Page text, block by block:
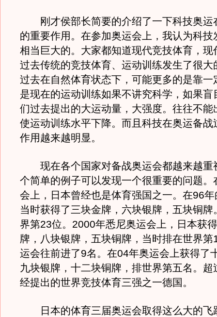
刚才侯部长简要的介绍了一下科技奥运
的重要作用。在参加奥运会上，我认为科技
相当巨大的。大家都知道现代竞技体育，现
过去传统的竞技体育、运动训练发生了很大
过去在自然体育状态下，可能更多的是靠一
是现在的运动训练如果不讲究科学，如果盲
们过去提出的大运动量，大强度。往往不能
使运动训练水平下降。而且科技在奥运备战
作用越来越明显。
现在各个国家对备战奥运会都越来越重
个简单的例子可以发现一个很重要的问题。
会上，日本曾经也是体育强国之一。在96
当时获得了三块金牌，六块银牌，五块铜牌
界第23位。2000年悉尼奥运会上，日本获
牌，八块银牌，五块铜牌，当时排在世界第
运会往前进了9名。在04年奥运会上获得了
九块银牌，十二块铜牌，排世界第五名。超
经提出的世界竞技体育三强之一德国。
日本的体育三届奥运会取得这么大的飞